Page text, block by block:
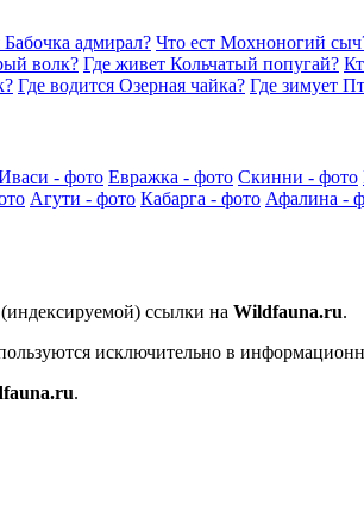
адмирал? Что ест Мохноногий
волк? Где живет Кольчатый попугай?
Где водится Озерная чайка? Где зимует
- фото Евражка - фото Скинни - фото
Агути - фото Кабарга - фото Афалина -
ссылки на Wildfauna.ru.
исключительно в
.